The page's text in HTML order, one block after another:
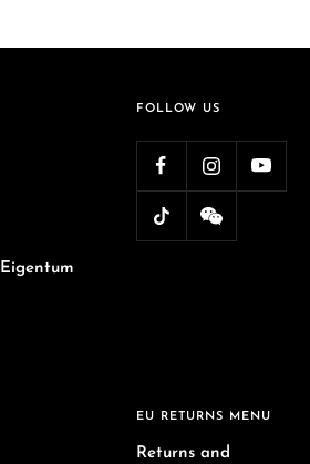
FOLLOW US
EU RETURNS MENU
Returns and